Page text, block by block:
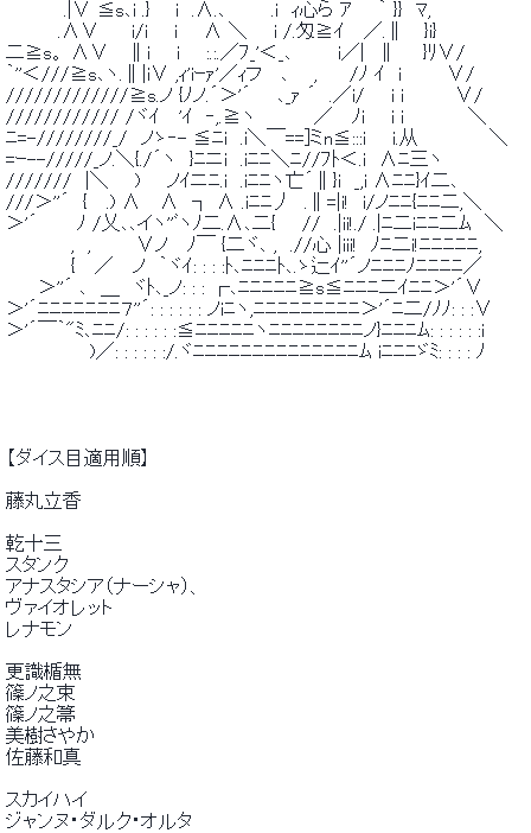
.|∨ ≦s､i .} 　 i　.∧.､　　　 .i　ｨ心ら ｱ　　｀ }}　ﾏ,
.∧∨　　 i/i　　i　　∧ ＼　　i /.匁≧ｲ　 ／.∥　 }i}　　　　　　　
二≧s。 ∧∨　 ∥i　　i　　:.:.／ﾌ_'＜_､　　　 i／|　∥　　}ﾘ∨/
｀''＜///≧s､ヽ.∥|i∨ ,ｨ'iｰｧ'／ｨフ　 ､ 　 ,　　 /ﾉ ｲ　i　　　 ∨/　　　
/////////////≧s.ノ {ﾉノ.´＞'´　　､_ｧ ´　.／i/　　i i　 　　 ∨/
//////////// /ヾｲ　 'ｲ　‐,.≧ヽ　　　　 ／　 ﾉi　　i i　　　 　 ＼
ﾆ=-////////_/　ノゝ‐- ≦ﾆi　.i＼￣==]ミn≦:::i　　i.从　　　　　 ＼
=ｰ--/////_ノ.＼{./´ヽ　}ﾆニi　.iﾆﾆ＼ﾆ//ﾌﾄ＜.i　∧ﾆ三ヽ
///////　|＼　　)　　ノｲニﾆ.i　.iﾆﾆヽ亡´∥}i　_,i ∧ﾆﾆ}ｲ二､
///＞''´　{　 .) ∧　 ∧　┐ ∧ .iﾆﾆ丿　.∥=|i!　i/ノﾆﾆ{ﾆﾆ二,＼
＞'´　　　ﾉ /乂､､イヽ''ﾞヽﾉ二.∧､二{　　//　.|ii!./ .|ﾆ二iﾆﾆ二ﾑ　＼
,　,　　　 ∨ノ　 ﾉ￣ {二ヾ､ ,　.//心 |iii!　ﾉﾆ二i!ﾆﾆﾆﾆﾆ,
{　 ／　 ノ　｀ヾｲ: : : :ﾄ､ﾆﾆﾆﾄ､.ゝ辷ｲ''´ノﾆﾆﾆﾉﾆﾆﾆﾆ／
＞''´ ､　＿　ヾﾄ､_ノ: : : ┌､ﾆﾆﾆﾆﾆ≧s≦ﾆﾆﾆ二ｲﾆﾆ＞'´∨
＞'´ﾆﾆﾆﾆﾆﾆﾆ７''´: : : : : : ノiﾆヽ,ﾆﾆﾆﾆﾆﾆﾆﾆﾆ＞'´ﾆ二/ﾉﾉ: : :∨
＞'´￣｀"ﾐ､ﾆﾆ/: : : : : :≦ﾆﾆﾆﾆﾆヽﾆﾆﾆﾆﾆﾆﾆﾆノ}ﾆﾆﾆﾑ: : : : : :i
)／: : : : : :/.ヾﾆﾆﾆﾆﾆﾆﾆﾆﾆﾆﾆﾆﾆﾆﾑ iﾆﾆﾆゞﾐ: : : : ﾉ
【ダイス目適用順】
藤丸立香
乾十三
スタンク
アナスタシア（ナーシャ）、
ヴァイオレット
レナモン
更識楯無
篠ノ之束
篠ノ之箒
美樹さやか
佐藤和真
スカイハイ
ジャンヌ・ダルク・オルタ